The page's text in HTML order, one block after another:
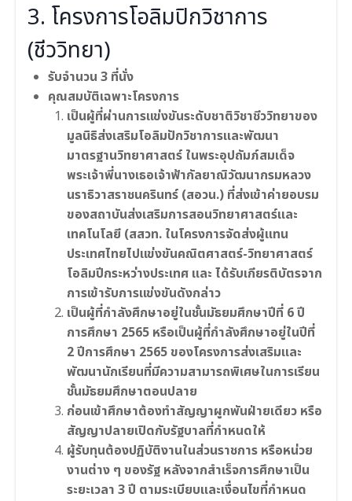
3. โครงการโอลิมปิกวิชาการ
(ชีววิทยา)
รับจำนวน 3 ที่นั่ง
คุณสมบัติเฉพาะโครงการ
เป็นผู้ที่ผ่านการแข่งขันระดับชาติวิชาชีววิทยาของ
มูลนิธิส่งเสริมโอลิมปักวิชาการและพัฒนา
มาตรฐานวิทยาศาสตร์ ในพระอุปถัมภ์สมเด็จ
พระเจ้าพี่นางเธอเจ้าฟ้ากัลยาณิวัฒนากรมหลวง
นราธิวาสราชนครินทร์ (สอวน.) ที่ส่งเข้าค่ายอบรม
ของสถาบันส่งเสริมการสอนวิทยาศาสตร์และ
เทคโนโลยี (สสวท. ในโครงการจัดส่งผู้แทน
ประเทศไทยไปแข่งขันคณิตศาสตร์-วิทยาศาสตร์
โอลิมปีกระหว่างประเทศ และ ได้รับเกียรติบัตรจาก
การเข้ารับการแข่งขันดังกล่าว
เป็นผู้ที่กำลังศึกษาอยู่ในชั้นมัธยมศึกษาปีที่ 6 ปี
การศึกษา 2565 หรือเป็นผู้ที่กำลังศึกษาอยู่ในปีที่
2 ปีการศึกษา 2565 ของโครงการส่งเสริมและ
พัฒนานักเรียนที่มีความสามารถพิเศษในการเรียน
ชั้นมัธยมศึกษาตอนปลาย
ก่อนเข้าศึกษาต้องทำสัญญาผูกพันฝ่ายเดียว หรือ
สัญญาปลายเปิดกับรัฐบาลที่กำหนดให้
ผู้รับทุนต้องปฏิบัติงานในส่วนราชการ หรือหน่วย
งานต่าง ๆ ของรัฐ หลังจากสำเร็จการศึกษาเป็น
ระยะเวลา 3 ปี ตามระเบียบและเงื่อนไขที่กำหนด